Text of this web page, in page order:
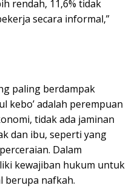
rendah, 11,6% tidak
secara informal,”
paling berdampak
kebo’ adalah perempuan
tidak ada jaminan
dan ibu, seperti yang
Dalam
kewajiban hukum untuk
berupa nafkah.